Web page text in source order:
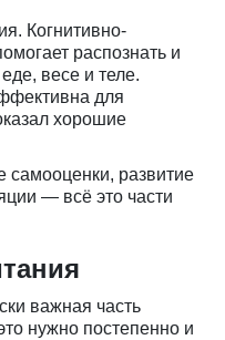
Когнитивно-
распознать и
весе и теле.
для
хорошие
развитие
— всё это части
важная часть
нужно постепенно и